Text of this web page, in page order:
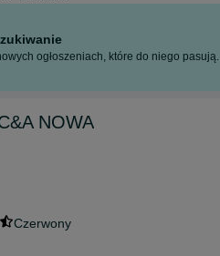
ogłoszeniach, które do niego pasują.
NOWA
Czerwony